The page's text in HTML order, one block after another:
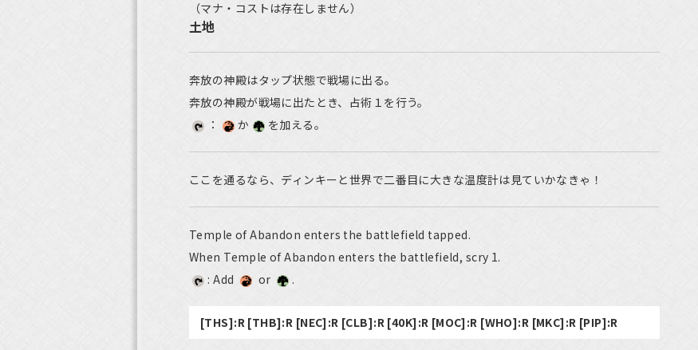
（マナ・コストは存在しません）
土地
奔放の神殿はタップ状態で戦場に出る。
奔放の神殿が戦場に出たとき、占術１を行う。
：
か を加える。
ここを通るなら、ディンキーと世界で二番目に大きな温度計は見ていかなきゃ！
Temple of Abandon enters the battlefield tapped.
When Temple of Abandon enters the battlefield, scry 1.
: Add
or .
[THS]:R [THB]:R [NEC]:R [CLB]:R [40K]:R [MOC]:R [WHO]:R [MKC]:R [PIP]:R